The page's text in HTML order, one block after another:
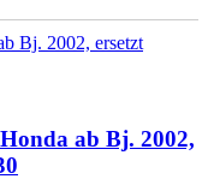
ab Bj. 2002,